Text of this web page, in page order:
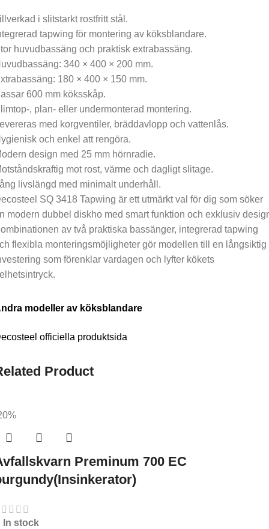
i slitstarkt rostfritt stål.
tapwing för montering av köksblandare.
huvudbassäng och praktisk extrabassäng.
340 × 400 × 200 mm.
180 × 400 × 150 mm.
600 mm köksskåp.
, plan- eller undermonterad montering.
med korgventiler, bräddavlopp och vattenlås.
och enkel att rengöra.
design med 25 mm hörnradie.
mot rost, värme och dagligt slitage.
livslängd med minimalt underhåll.
SQ 3418 Tapwing är ett utmärkt val för dig som söker
modern dubbel diskho med smart funktion och exklusiv
av två praktiska bassänger, integrerad tapwing
flexibla monteringsmöjligheter gör modellen till en långsiktig
som förenklar vardagen och lyfter kökets
modeller av köksblandare
officiella produktsida
Product
Preminum 700 EC
In stock